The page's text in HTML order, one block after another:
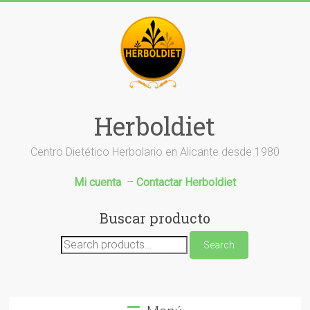
Herboldiet
Centro Dietético Herbolario en Alicante desde 1980
Mi cuenta – Contactar Herboldiet
Buscar producto
Search
for:
Search